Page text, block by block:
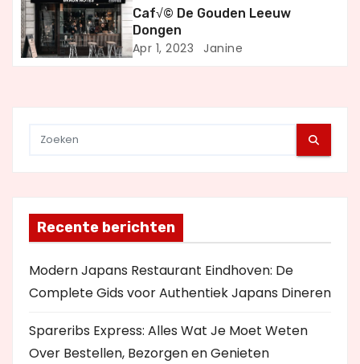
a
t
Caf√© De Gouden Leeuw
Dongen
Apr 1, 2023 Janine
Recente berichten
Modern Japans Restaurant Eindhoven: De
Complete Gids voor Authentiek Japans Dineren
Spareribs Express: Alles Wat Je Moet Weten
Over Bestellen, Bezorgen en Genieten